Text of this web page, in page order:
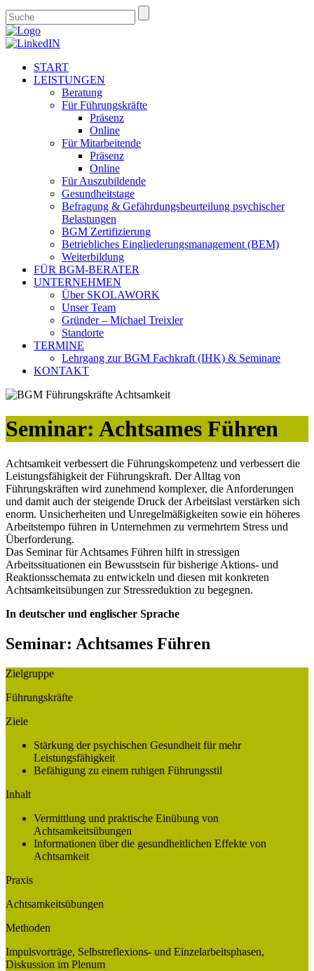
START
LEISTUNGEN
Beratung
Für Führungskräfte
Präsenz
Online
Für Mitarbeitende
Präsenz
Online
Für Auszubildende
Gesundheitstage
Befragung & Gefährdungsbeurteilung psychischer
Belastungen
BGM Zertifizierung
Betriebliches Eingliederungsmanagement (BEM)
Weiterbildung
FÜR BGM-BERATER
UNTERNEHMEN
Über SKOLAWORK
Unser Team
Gründer – Michael Treixler
Standorte
TERMINE
Lehrgang zur BGM Fachkraft (IHK) & Seminare
KONTAKT
Seminar: Achtsames Führen
Achtsamkeit verbessert die Führungskompetenz und verbessert die
Leistungsfähigkeit der Führungskraft. Der Alltag von
Führungskräften wird zunehmend komplexer, die Anforderungen
und damit auch der steigende Druck der Arbeitslast verstärken sich
enorm. Unsicherheiten und Unregelmäßigkeiten sowie ein höheres
Arbeitstempo führen in Unternehmen zu vermehrtem Stress und
Überforderung.
Das Seminar für Achtsames Führen hilft in stressigen
Arbeitssituationen ein Bewusstsein für bisherige Aktions- und
Reaktionsschemata zu entwickeln und diesen mit konkreten
Achtsamkeitsübungen zur Stressreduktion zu begegnen.
In deutscher und englischer Sprache
Seminar: Achtsames Führen
Zielgruppe
Führungskräfte
Ziele
Stärkung der psychischen Gesundheit für mehr
Leistungsfähigkeit
Befähigung zu einem ruhigen Führungsstil
Inhalt
Vermittlung und praktische Einübung von
Achtsamkeitsübungen
Informationen über die gesundheitlichen Effekte von
Achtsamkeit
Praxis
Achtsamkeitsübungen
Methoden
Impulsvorträge, Selbstreflexions- und Einzelarbeitsphasen,
Diskussion im Plenum